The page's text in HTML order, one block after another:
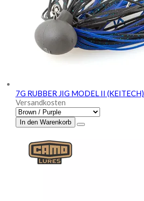
7G RUBBER JIG MODEL II (KEITECH)
Versandkosten
In den Warenkorb